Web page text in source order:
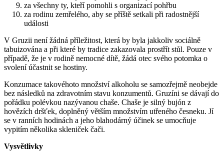
za všechny ty, kteří pomohli s organizací pohřbu
za rodinu zemřelého, aby se příště setkali při radostnější
události
V Gruzii není žádná příležitost, která by byla jakkoliv sociálně
tabuizována a při které by tradice zakazovala prostřít stůl. Pouze v
případě, že je v rodině nemocné dítě, žádá otec svého potomka o
svolení účastnit se hostiny.
Konzumace takovéhoto množství alkoholu se samozřejmě neobejde
bez následků na zdravotním stavu konzumentů. Gruzíni se dávají do
pořádku polévkou nazývanou chaše. Chaše je silný bujón z
hovězích dršťek, doplněný větším množstvím utřeného česneku. Jí
se v ranních hodinách a jeho blahodárný účinek se umocňuje
vypitím několika skleniček čači.
Vysvětlivky